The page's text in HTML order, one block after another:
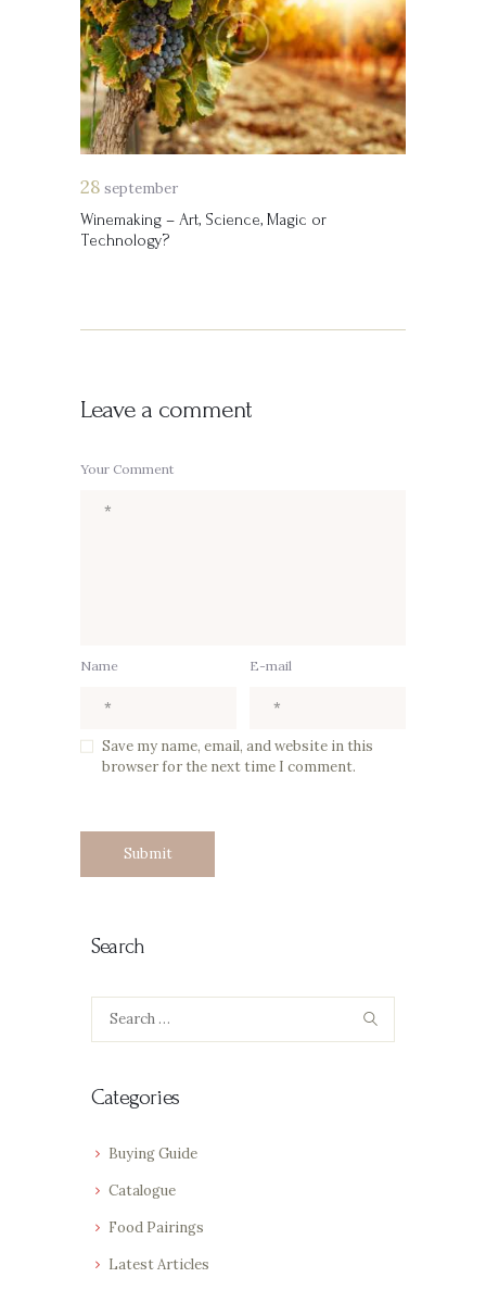
28 september
Winemaking – Art, Science, Magic or
Technology?
Leave a comment
Your Comment
Name E-mail
Save my name, email, and website in this
browser for the next time I comment.
Search
Search
Categories
Buying Guide
Catalogue
Food Pairings
Latest Articles